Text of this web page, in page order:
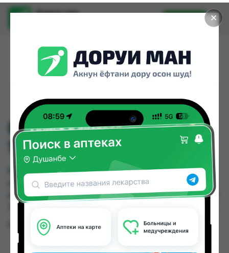
✕
Доруи ман
Установить
ВИТАКА-Ф СИРОП
150МЛ
ВИТАКА-Ф СИРОП 150МЛ можно купить или
заказать в аптеках, Арча, Дусти Фарма, Нишон
№1, Ориёнфарм 74 по цене от 27.00 TJS до 46.00
Цена: от27.00 TJS